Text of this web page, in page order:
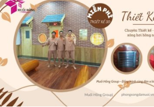
Group
Muối
Hồng
Group
Onsen
–
Muối
Hồng
Group